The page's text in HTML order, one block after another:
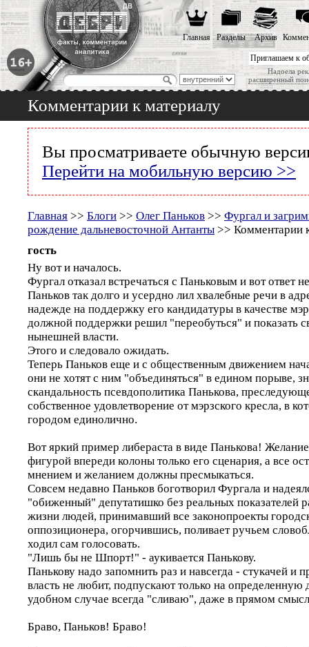
Приглашаем к
Надоела
расширенный
Главная Разделы Архив
Комментарии к материалу
Вы просматриваете обычную
Перейти на мобильную версию >>
Главная >> Блоги >> Олег Паньков >> Фургал и
рождение дальневосточной Антанты >> Комментарии
гость
Ну вот и началось.
Фургал отказал встречаться с Паньковым и вот ответ
Паньков так долго и усердно лил хвалебные речи в
надежде на поддержку его кандидатуры в качестве
должной поддержки решил "переобуться" и показать
нынешней власти.
Этого и следовало ожидать.
Теперь Паньков еще и с общественным движением
они не хотят с ним "объединяться" в едином порыве,
скандальность псевдополитика Панькова,
собственное удовлетворение от мэрзского кресла, в
городом единолично.
Вот яркий пример либераста в виде Панькова!
фигурой впереди колоны только его сценария, а все
мнением и желанием должны пресмыкаться.
Совсем недавно Паньков боготворил Фургала и
"обиженный" депутатишко без реальных показателей
жизни людей, принимавший все законопроекты
оппозиционера, огорчившись, поливает ручьем
ходил сам голосовать.
"Лишь бы не Шпорт!" - аукивается Панькову.
Панькову надо запомнить раз и навсегда - стукачей и
власть не любит, подпускают только на
удобном случае всегда "сливаю", даже в прямом
Браво, Паньков! Браво!